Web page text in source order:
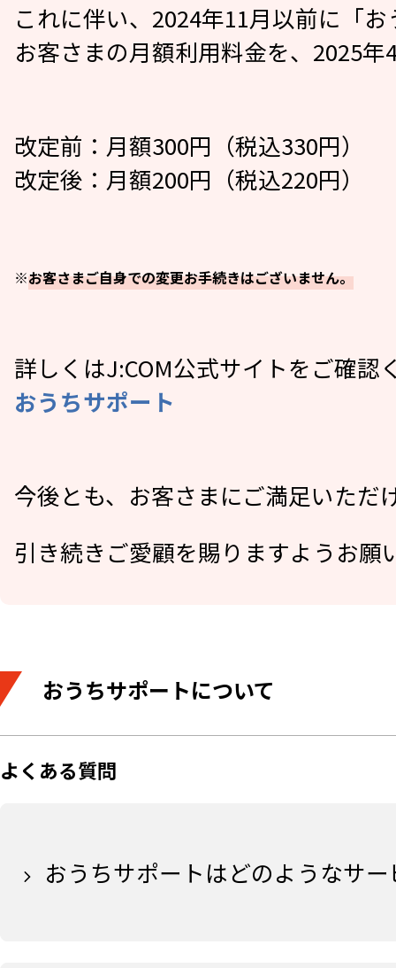
これに伴い、2024年11月以前に「
お客さまの月額利用料金を、2025
改定前：月額300円（税込330円）
改定後：月額200円（税込220円）
※お客さまご自身での変更お手続きはございません。
詳しくはJ:COM公式サイトをご確認
おうちサポート
今後とも、お客さまにご満足いただ
引き続きご愛顧を賜りますようお願
おうちサポートについて
よくある質問
おうちサポートはどのようなサ